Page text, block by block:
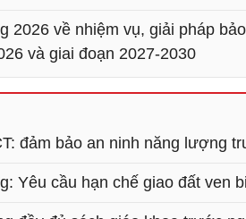
2026 về nhiệm vụ, giải pháp
và giai đoạn 2027-2030
đảm bảo an ninh năng lượng
Yêu cầu hạn chế giao đất ven